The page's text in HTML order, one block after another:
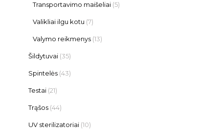
Transportavimo maišeliai (5)
Valikliai ilgu kotu (7)
Valymo reikmenys (13)
Šildytuvai (35)
Spintelės (43)
Testai (21)
Trąšos (44)
UV sterilizatoriai (10)